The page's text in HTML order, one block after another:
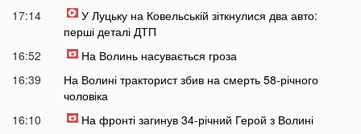
17:14
У Луцьку на Ковельській зіткнулися два авто:
перші деталі ДТП
16:52
На Волинь насувається гроза
16:39
На Волині тракторист збив на смерть 58-річного
чоловіка
16:10
На фронті загинув 34-річний Герой з Волині